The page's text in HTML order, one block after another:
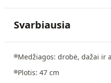
Svarbiausia
Medžiagos: drobė, dažai ir
Plotis: 47 cm